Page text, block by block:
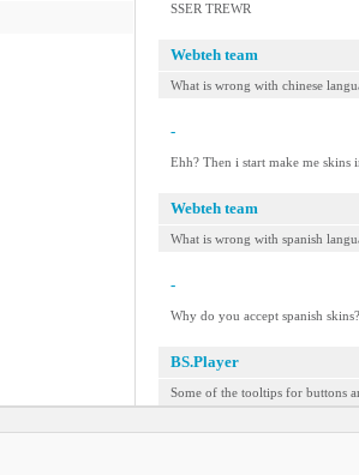
SSER TREWR
Webteh team
What is wrong with chinese
-
Ehh? Then i start make me
Webteh team
What is wrong with spanish
-
Why do you accept spanish
BS.Player
Some of the tooltips for buttons